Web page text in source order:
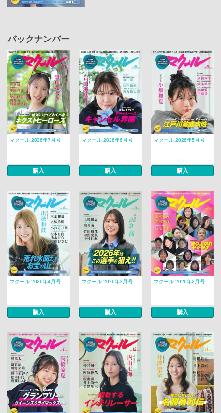
バックナンバー
マクール 2026年7月号
購入
マクール 2026年6月号
購入
マクール 2026年5月号
購入
マクール 2026年4月号
購入
マクール 2026年3月号
購入
マクール 2026年2月号
購入